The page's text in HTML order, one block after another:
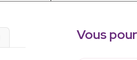
Vous